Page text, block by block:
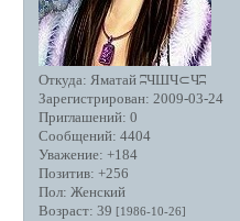
Откуда: Яматай ʭЧШЧ⊂Чʭ
Зарегистрирован: 2009-03-24
Приглашений: 0
Сообщений: 4404
Уважение: +184
Позитив: +256
Пол: Женский
Возраст: 39 [1986-10-26]